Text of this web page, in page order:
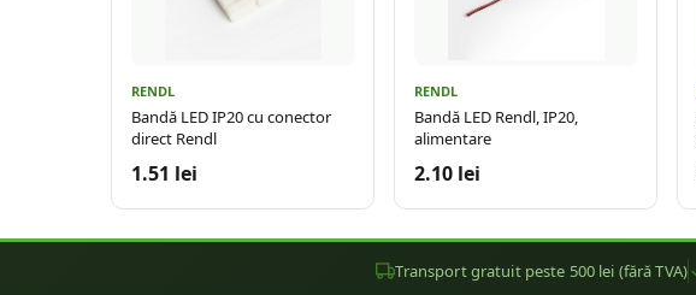
RENDL
Bandă LED IP20 cu conector
direct Rendl
1.51 lei
RENDL
Bandă LED Rendl, IP20,
alimentare
2.10 lei
Transport gratuit peste 500 lei (fără TVA)